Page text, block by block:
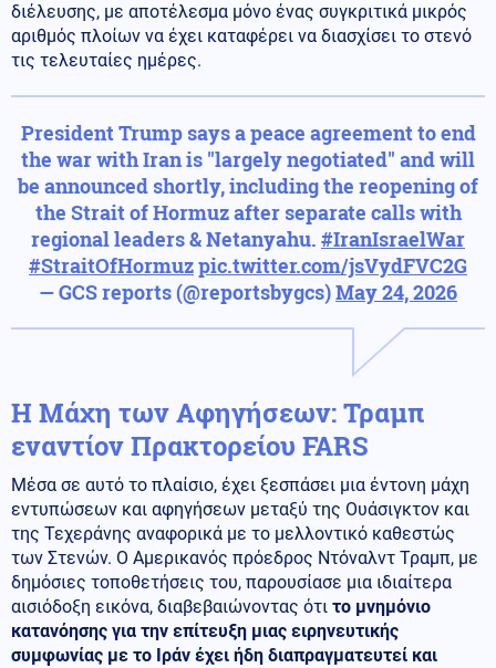
διέλευσης, με αποτέλεσμα μόνο ένας συγκριτικά μικρός
αριθμός πλοίων να έχει καταφέρει να διασχίσει το στενό
τις τελευταίες ημέρες.
President Trump says a peace agreement to end
the war with Iran is "largely negotiated" and will
be announced shortly, including the reopening of
the Strait of Hormuz after separate calls with
regional leaders & Netanyahu. #IranIsraelWar
#StraitOfHormuzpic.twitter.com/jsVydFVC2G
— GCS reports (@reportsbygcs)May 24, 2026
Η Μάχη των Αφηγήσεων: Τραμπ
εναντίον Πρακτορείου FARS
Μέσα σε αυτό το πλαίσιο, έχει ξεσπάσει μια έντονη μάχη
εντυπώσεων και αφηγήσεων μεταξύ της Ουάσιγκτον και
της Τεχεράνης αναφορικά με το μελλοντικό καθεστώς
των Στενών. Ο Αμερικανός πρόεδρος Ντόναλντ Τραμπ, με
δημόσιες τοποθετήσεις του, παρουσίασε μια ιδιαίτερα
αισιόδοξη εικόνα, διαβεβαιώνοντας ότι το μνημόνιο
κατανόησης για την επίτευξη μιας ειρηνευτικής
συμφωνίας με το Ιράν έχει ήδη διαπραγματευτεί και